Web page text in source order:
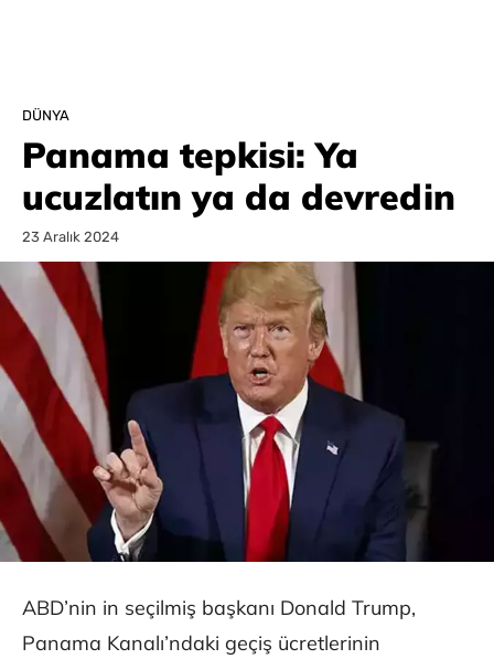
DÜNYA
Panama tepkisi: Ya
ucuzlatın ya da devredin
23 Aralık 2024
ABD’nin in seçilmiş başkanı Donald Trump,
Panama Kanalı’ndaki geçiş ücretlerinin